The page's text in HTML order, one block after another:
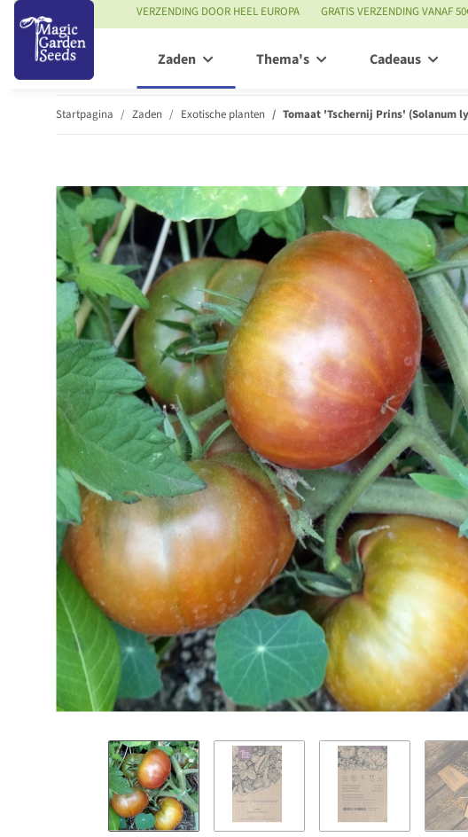
VERZENDING DOOR HEEL EUROPA GRATIS VERZENDING VANAF
Zaden Thema's Cadeaus
Startpagina Zaden Exotische planten Tomaat 'Tschernij Prins' (Solanum